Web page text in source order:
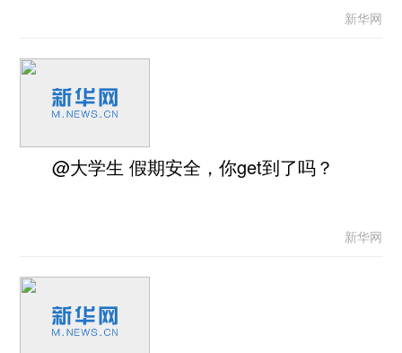
新华网
@大学生 假期安全，你get到了吗？
新华网